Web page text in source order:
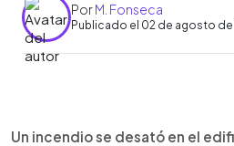
PorM. Fonseca
Publicado el 02 de agosto
Escuchar artículo
Un incendio se desató en el